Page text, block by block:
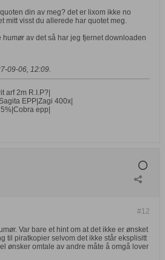
din av meg? det er lixom ikke no
mitt visst du allerede har quotet meg.
humør av det så har jeg fjernet downloaden
09-06, 12:09.
arf 2m R.I.P?|
EPP|Zagi 400x|
epp|
#12
Var bare et hint om at det ikke er ønsket
til piratkopier selvom det ikke står eksplisitt
ønsker omtale av andre måte å omgå lover